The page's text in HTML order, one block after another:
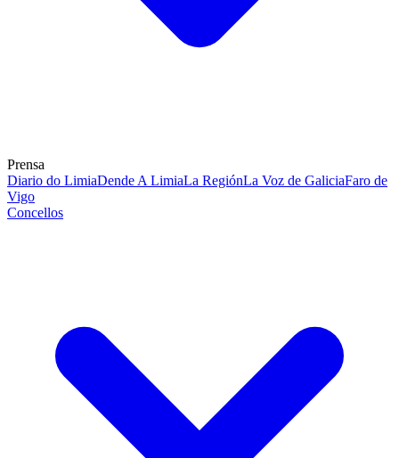
Prensa
Diario do LimiaDende A LimiaLa RegiónLa Voz de GaliciaFaro de
Vigo
Concellos